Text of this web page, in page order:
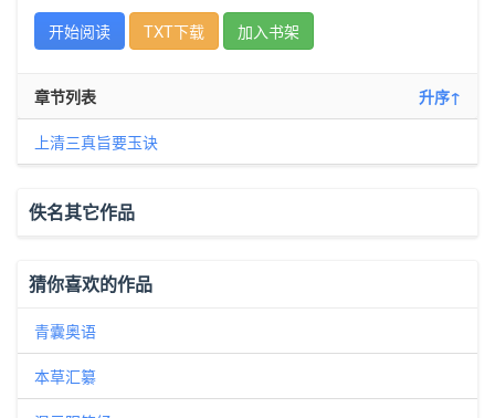
开始阅读
TXT下载 加入书架
章节列表 升序↑
上清三真旨要玉诀
佚名其它作品
猜你喜欢的作品
青囊奥语
本草汇纂